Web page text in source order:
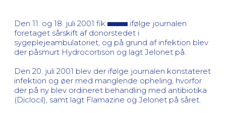
Den 11. og 18. juli 2001 fik
ifølge journalen
foretaget sårskift af donorstedet i
sygeplejeambulatoriet, og på grund af infektion blev
der påsmurt Hydrocortison og lagt Jelonet på.
Den 20. juli 2001 blev der ifølge journalen konstateret
infektion og øer med manglende opheling, hvorfor
der på ny blev ordineret behandling med antibiotika
(Diclocil), samt lagt Flamazine og Jelonet på såret.